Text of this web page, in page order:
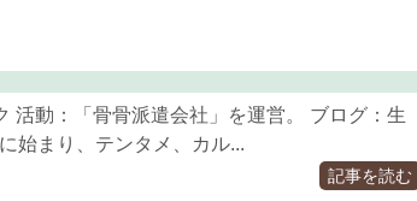
動：「骨骨派遣会社」を運営。 ブログ：生
始まり、テンタメ、カル...
記事を読む